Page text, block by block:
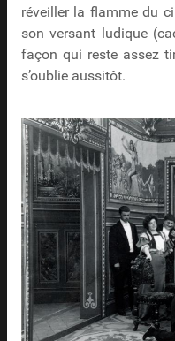
réveiller la flamme du
son versant ludique
façon qui reste assez
s’oublie aussitôt.